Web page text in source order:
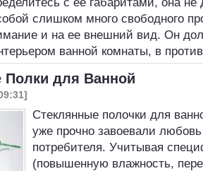
слишком много свободного
и на ее внешний вид. Он
ванной комнаты, в
Полки для Ванной
Стеклянные полочки для
уже прочно завоевали любовь
потребителя. Учитывая
(повышенную влажность,